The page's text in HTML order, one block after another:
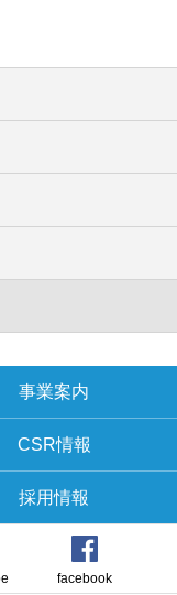
事業案内
CSR情報
採用情報
facebook